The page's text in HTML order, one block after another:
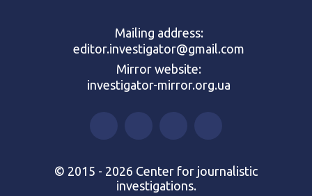
Mailing address:
editor.investigator@gmail.com
Mirror website:
investigator-mirror.org.ua
© 2015 - 2026 Center for journalistic
investigations.